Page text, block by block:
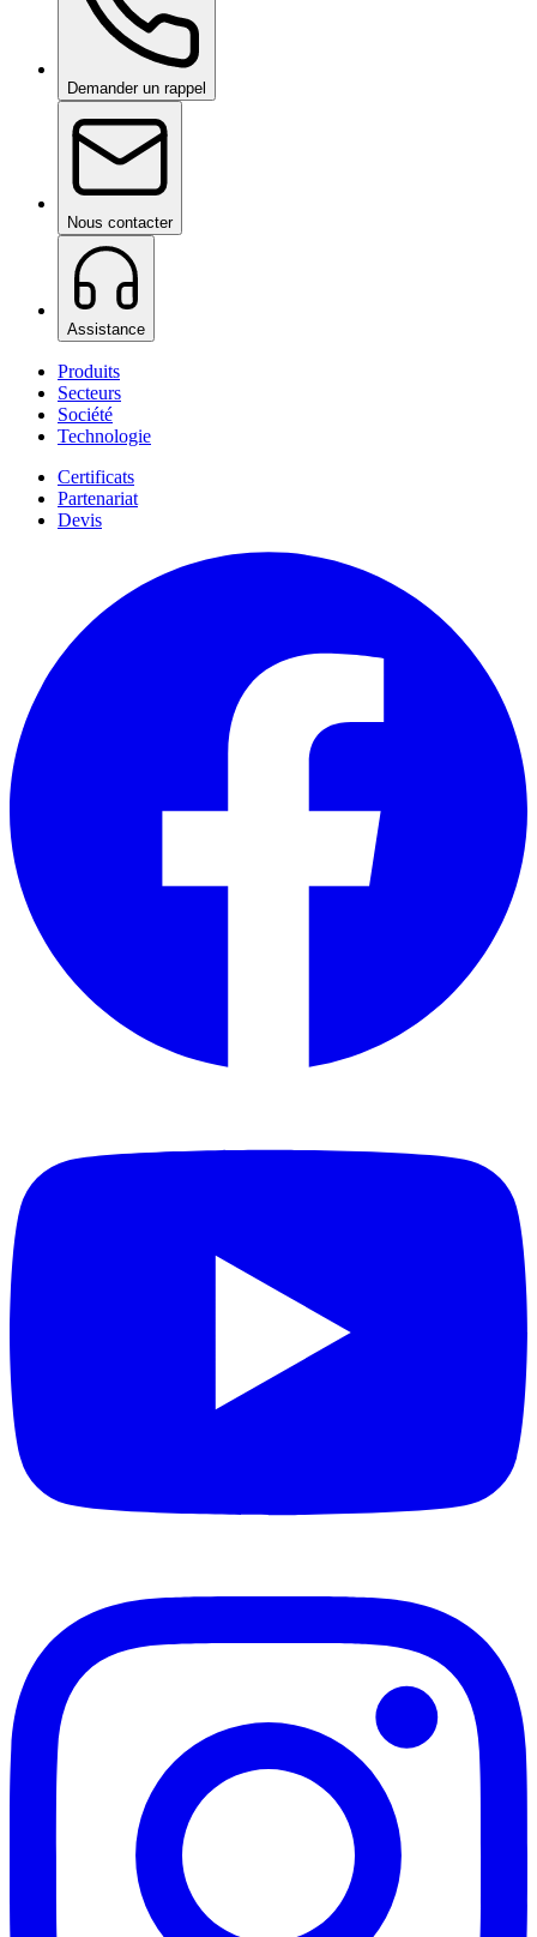
Demander un rappel
Nous contacter
Assistance
Produits
Secteurs
Société
Technologie
Certificats
Partenariat
Devis